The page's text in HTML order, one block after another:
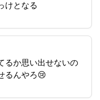
けとなる
るか思い出せないの
るんやろ😢